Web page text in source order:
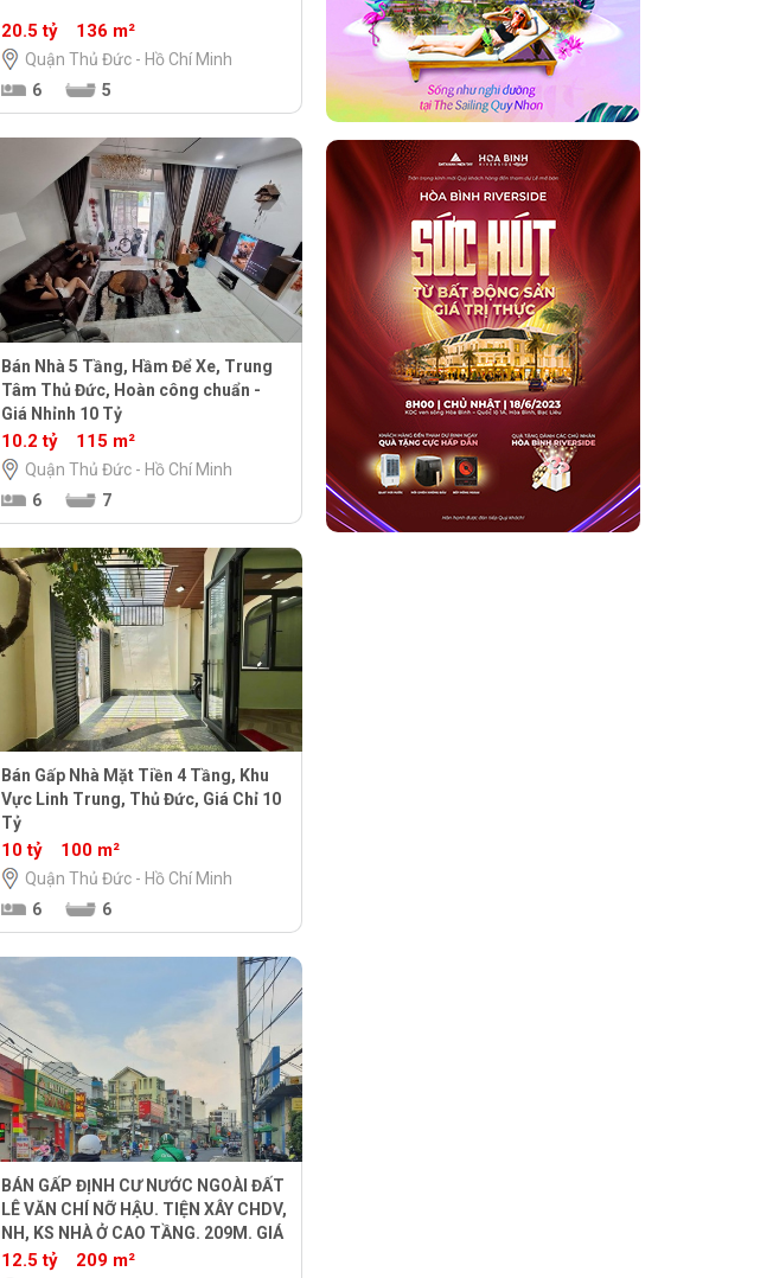
20.5 tỷ 136 m²
Quận Thủ Đức - Hồ Chí Minh
6
5
Bán Nhà 5 Tầng, Hầm Để Xe, Trung
Tâm Thủ Đức, Hoàn công chuẩn -
Giá Nhỉnh 10 Tỷ
10.2 tỷ 115 m²
Quận Thủ Đức - Hồ Chí Minh
6
7
Bán Gấp Nhà Mặt Tiền 4 Tầng, Khu
Vực Linh Trung, Thủ Đức, Giá Chỉ 10
Tỷ
10 tỷ 100 m²
Quận Thủ Đức - Hồ Chí Minh
6
6
BÁN GẤP ĐỊNH CƯ NƯỚC NGOÀI ĐẤT
LÊ VĂN CHÍ NỠ HẬU. TIỆN XÂY CHDV,
NH, KS NHÀ Ở CAO TẦNG. 209M. GIÁ
12.5 TỶ
12.5 tỷ 209 m²